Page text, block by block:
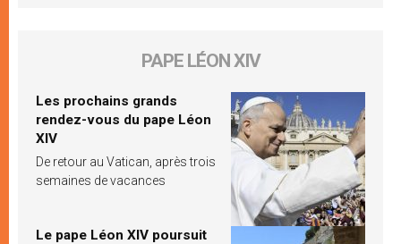
PAPE LÉON XIV
Les prochains grands
rendez-vous du pape Léon
XIV
De retour au Vatican, après trois
semaines de vacances
Le pape Léon XIV poursuit